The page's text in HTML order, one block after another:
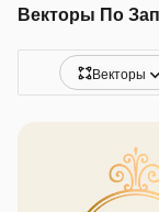
Векторы По
Векторы